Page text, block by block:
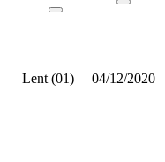
Lent (01) 04/12/2020